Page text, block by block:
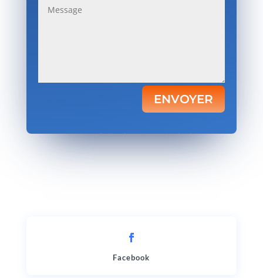
ENVOYER
Votre satisfaction, notre priorité.
Facebook